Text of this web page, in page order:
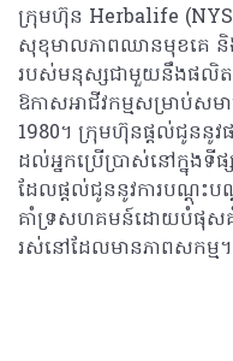
ក្រុមហ៊ុន Herbalife
សុខុមាលភាពឈានមុខគេ និ
របស់មនុស្សជាមួយនឹងផលិតផ
ឱកាសអាជីវកម្មសម្រាប់សមា
1980។ ក្រុមហ៊ុនផ្តល់ជូននូ
ដល់អ្នកប្រើប្រាស់នៅក្នុងទី
ដែលផ្តល់ជូននូវការបណ្តុ
គាំទ្រសហគមន៍ដោយបំផុសគំ
រស់នៅដែលមានភាពសកម្ម។